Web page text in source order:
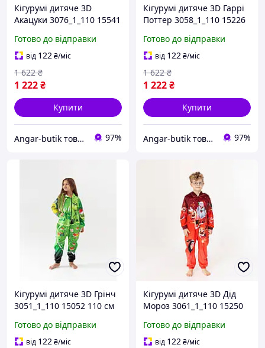
Кігурумі дитяче 3D
Акацуки 3076_1_110 15541
Готово до відправки
від 122₴/міс
1 222₴
1 622 ₴
Купити
Angar-butik товари для дому та побуту 97%
Кігурумі дитяче 3D Гаррі
Поттер 3058_1_110 15226
Готово до відправки
від 122₴/міс
1 222₴
1 622 ₴
Купити
Angar-butik товари для дому та побуту 97%
Кігурумі дитяче 3D Грінч
3051_1_110 15052 110 см
Готово до відправки
від 122₴/міс
Кігурумі дитяче 3D Дід
Мороз 3061_1_110 15250
Готово до відправки
від 122₴/міс